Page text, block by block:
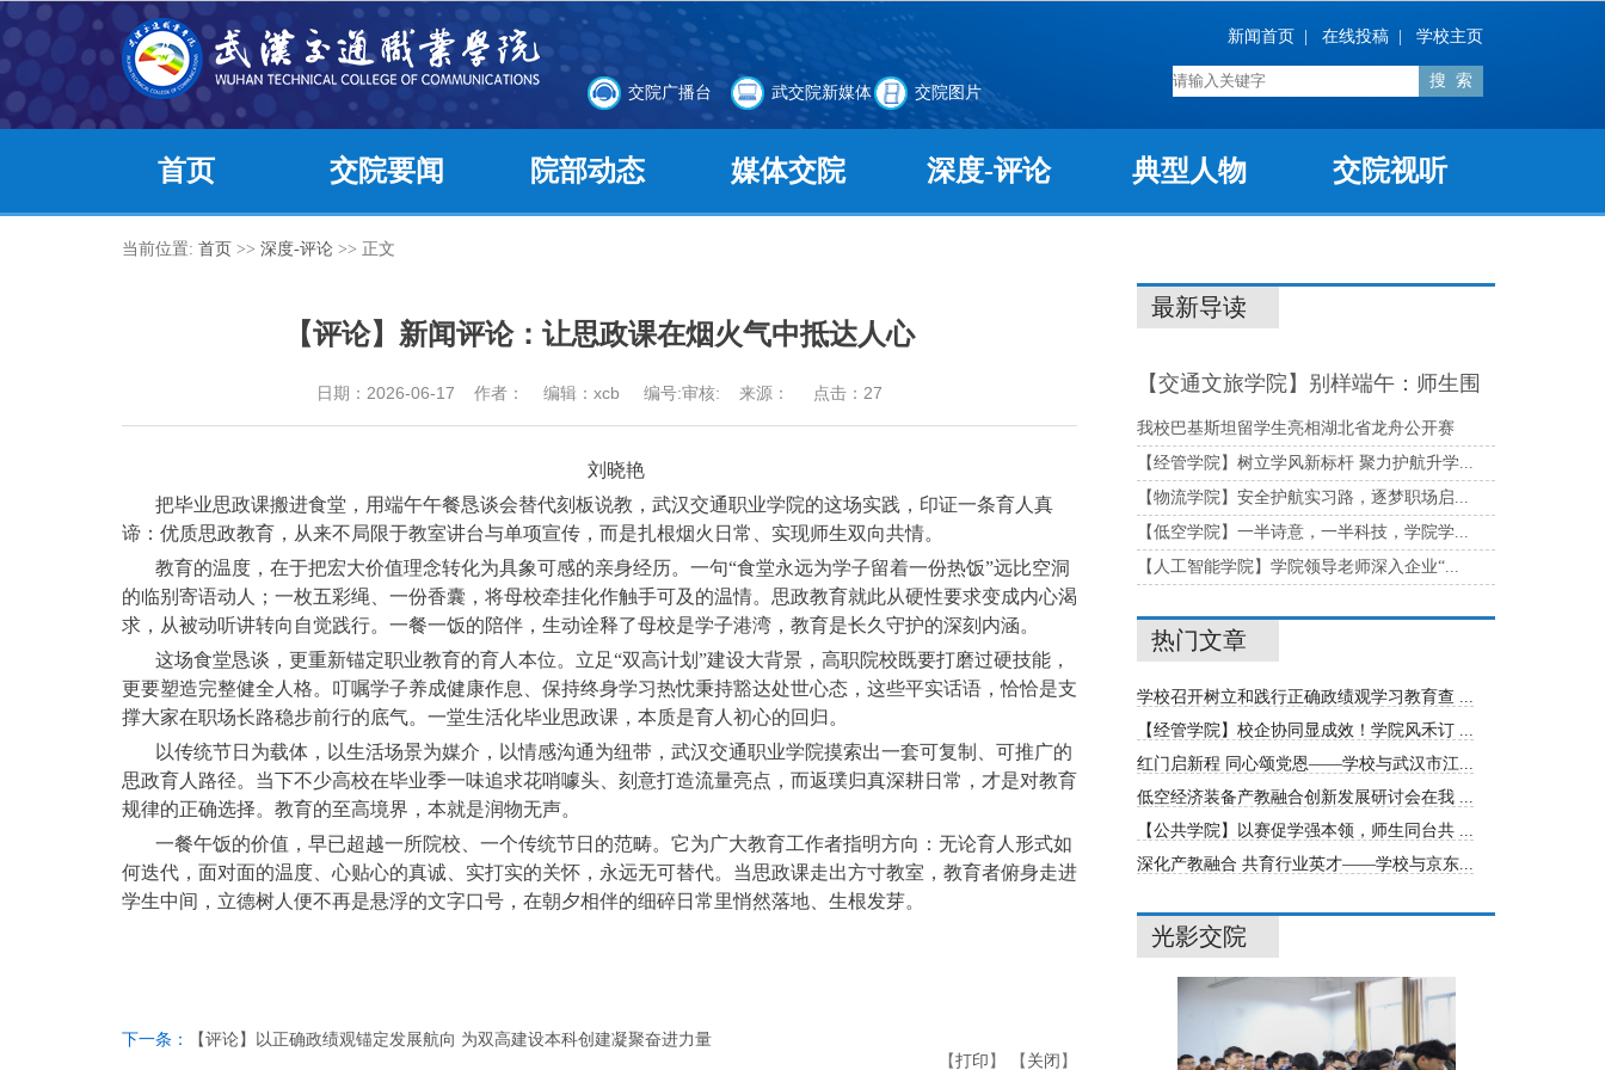
交院广播台 武交院新媒体 交院图片
新闻首页 在线投稿 学校主页
首页 交院要闻 院部动态 媒体交院 深度-评论 典型人物 交院视听
当前位置: 首页 >> 深度-评论 >> 正文
【评论】新闻评论：让思政课在烟火气中抵达人心
日期：2026-06-17 作者： 编辑：xcb 编号:审核: 来源： 点击： 27
刘晓艳
把毕业思政课搬进食堂，用端午午餐恳谈会替代刻板说教，武汉交通职业学院的这场实践，印证一条育人真
谛：优质思政教育，从来不局限于教室讲台与单项宣传，而是扎根烟火日常、实现师生双向共情。
教育的温度，在于把宏大价值理念转化为具象可感的亲身经历。一句“食堂永远为学子留着一份热饭”远比空洞
的临别寄语动人；一枚五彩绳、一份香囊，将母校牵挂化作触手可及的温情。思政教育就此从硬性要求变成内心渴
求，从被动听讲转向自觉践行。一餐一饭的陪伴，生动诠释了母校是学子港湾，教育是长久守护的深刻内涵。
这场食堂恳谈，更重新锚定职业教育的育人本位。立足“双高计划”建设大背景，高职院校既要打磨过硬技能，
更要塑造完整健全人格。叮嘱学子养成健康作息、保持终身学习热忱秉持豁达处世心态，这些平实话语，恰恰是支
撑大家在职场长路稳步前行的底气。一堂生活化毕业思政课，本质是育人初心的回归。
以传统节日为载体，以生活场景为媒介，以情感沟通为纽带，武汉交通职业学院摸索出一套可复制、可推广的
思政育人路径。当下不少高校在毕业季一味追求花哨噱头、刻意打造流量亮点，而返璞归真深耕日常，才是对教育
规律的正确选择。教育的至高境界，本就是润物无声。
一餐午饭的价值，早已超越一所院校、一个传统节日的范畴。它为广大教育工作者指明方向：无论育人形式如
何迭代，面对面的温度、心贴心的真诚、实打实的关怀，永远无可替代。当思政课走出方寸教室，教育者俯身走进
学生中间，立德树人便不再是悬浮的文字口号，在朝夕相伴的细碎日常里悄然落地、生根发芽。
下一条：
【评论】以正确政绩观锚定发展航向 为双高建设本科创建凝聚奋进力量
【打印 】 【 关闭 】
最新导读
【交通文旅学院】别样端午：师生围
坐茶吧...
我校巴基斯坦留学生亮相湖北省龙舟公开赛
【经管学院】树立学风新标杆 聚力护航升学...
【物流学院】安全护航实习路，逐梦职场启...
【低空学院】一半诗意，一半科技，学院学...
【人工智能学院】学院领导老师深入企业“...
热门文章
学校召开树立和践行正确政绩观学习教育查 ...
【经管学院】校企协同显成效！学院风禾订 ...
红门启新程 同心颂党恩——学校与武汉市江...
低空经济装备产教融合创新发展研讨会在我 ...
【公共学院】以赛促学强本领，师生同台共 ...
深化产教融合 共育行业英才——学校与京东...
光影交院